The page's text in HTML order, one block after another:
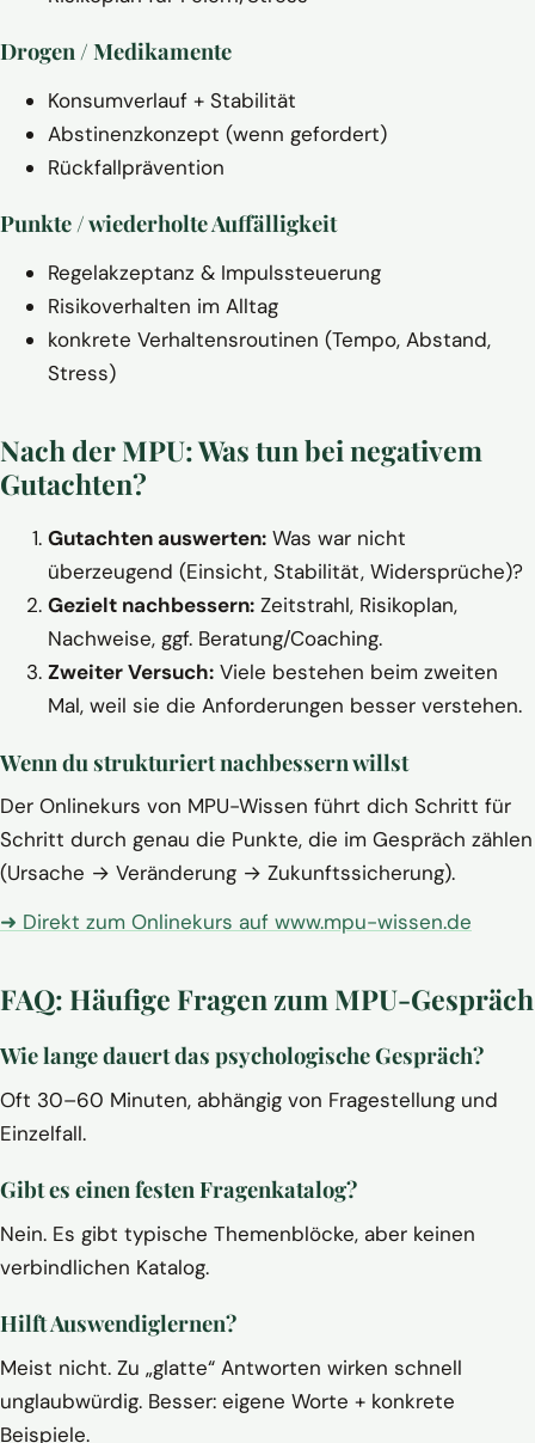
Drogen / Medikamente
Konsumverlauf + Stabilität
Abstinenzkonzept (wenn gefordert)
Rückfallprävention
Punkte / wiederholte Auffälligkeit
Regelakzeptanz & Impulssteuerung
Risikoverhalten im Alltag
konkrete Verhaltensroutinen (Tempo, Abstand,
Stress)
Nach der MPU: Was tun bei negativem
Gutachten?
Gutachten auswerten: Was war nicht
überzeugend (Einsicht, Stabilität, Widersprüche)?
Gezielt nachbessern: Zeitstrahl, Risikoplan,
Nachweise, ggf. Beratung/Coaching.
Zweiter Versuch: Viele bestehen beim zweiten
Mal, weil sie die Anforderungen besser verstehen.
Wenn du strukturiert nachbessern willst
Der Onlinekurs von MPU-Wissen führt dich Schritt für
Schritt durch genau die Punkte, die im Gespräch zählen
(Ursache → Veränderung → Zukunftssicherung).
➜ Direkt zum Onlinekurs auf www.mpu-wissen.de
FAQ: Häufige Fragen zum MPU-Gespräch
Wie lange dauert das psychologische Gespräch?
Oft 30–60 Minuten, abhängig von Fragestellung und
Einzelfall.
Gibt es einen festen Fragenkatalog?
Nein. Es gibt typische Themenblöcke, aber keinen
verbindlichen Katalog.
Hilft Auswendiglernen?
Meist nicht. Zu „glatte“ Antworten wirken schnell
unglaubwürdig. Besser: eigene Worte + konkrete
Beispiele.